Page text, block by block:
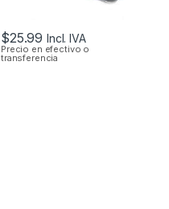
$25.99 Incl. IVA
Precio en efectivo o
transferencia